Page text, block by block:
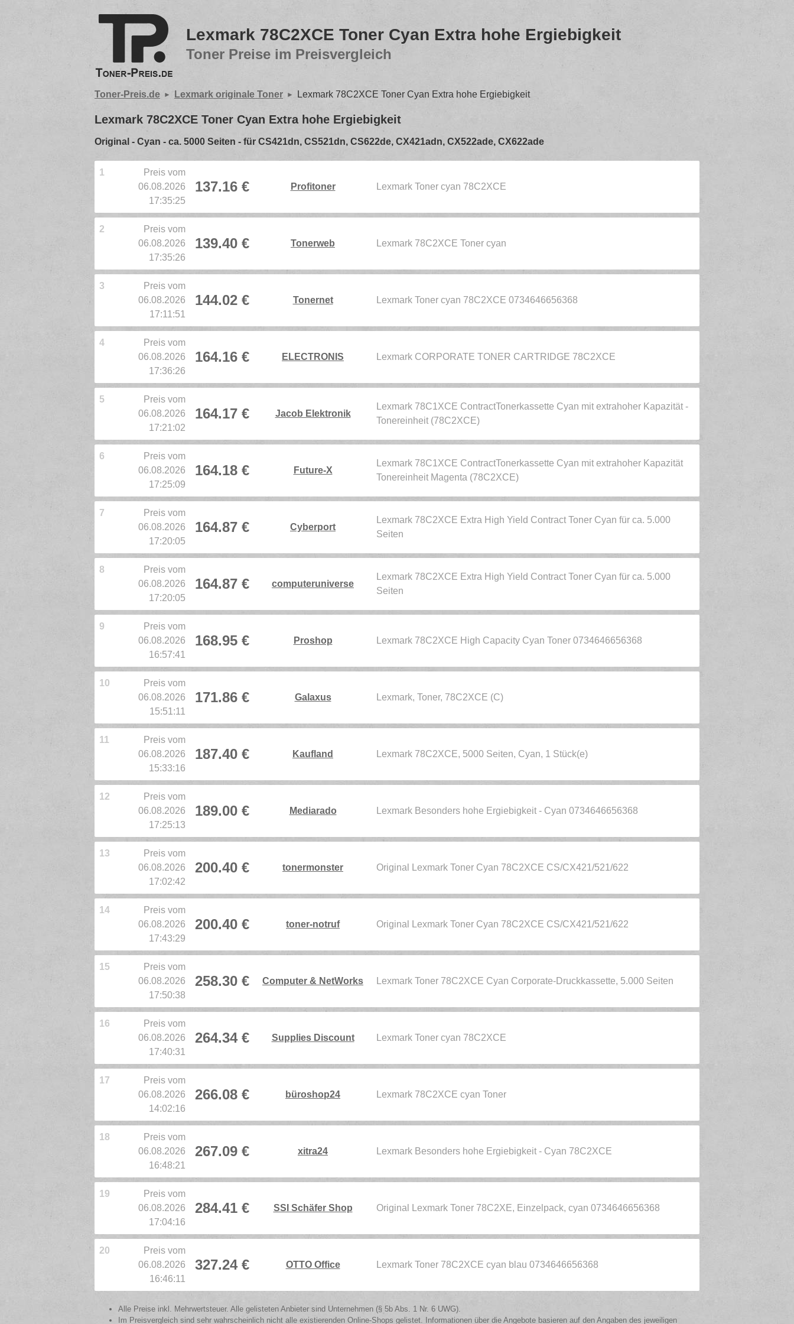
Lexmark 78C2XCE Toner Cyan Extra hohe Ergiebigkeit
Toner Preise im Preisvergleich
Toner-Preis.de Lexmark originale Toner Lexmark 78C2XCE Toner Cyan Extra hohe Ergiebigkeit
Lexmark 78C2XCE Toner Cyan Extra hohe Ergiebigkeit
Original - Cyan - ca. 5000 Seiten - für CS421dn, CS521dn, CS622de, CX421adn, CX522ade, CX622ade
1
Preis vom
06.08.2026
17:35:25
137.16 € Profitoner Lexmark Toner cyan 78C2XCE
2
Preis vom
06.08.2026
17:35:26
139.40 € Tonerweb Lexmark 78C2XCE Toner cyan
3
Preis vom
06.08.2026
17:11:51
144.02 € Tonernet Lexmark Toner cyan 78C2XCE 0734646656368
4
Preis vom
06.08.2026
17:36:26
164.16 € ELECTRONIS Lexmark CORPORATE TONER CARTRIDGE 78C2XCE
5
Preis vom
06.08.2026
17:21:02
164.17 € Jacob Elektronik
Lexmark 78C1XCE ContractTonerkassette Cyan mit extrahoher Kapazität -
Tonereinheit (78C2XCE)
6
Preis vom
06.08.2026
17:25:09
164.18 € Future-X
Lexmark 78C1XCE ContractTonerkassette Cyan mit extrahoher Kapazität
Tonereinheit Magenta (78C2XCE)
7
Preis vom
06.08.2026
17:20:05
164.87 € Cyberport
Lexmark 78C2XCE Extra High Yield Contract Toner Cyan für ca. 5.000
Seiten
8
Preis vom
06.08.2026
17:20:05
164.87 € computeruniverse
Lexmark 78C2XCE Extra High Yield Contract Toner Cyan für ca. 5.000
Seiten
9
Preis vom
06.08.2026
16:57:41
168.95 € Proshop Lexmark 78C2XCE High Capacity Cyan Toner 0734646656368
10
Preis vom
06.08.2026
15:51:11
171.86 € Galaxus Lexmark, Toner, 78C2XCE (C)
11
Preis vom
06.08.2026
15:33:16
187.40 € Kaufland Lexmark 78C2XCE, 5000 Seiten, Cyan, 1 Stück(e)
12
Preis vom
06.08.2026
17:25:13
189.00 € Mediarado Lexmark Besonders hohe Ergiebigkeit - Cyan 0734646656368
13
Preis vom
06.08.2026
17:02:42
200.40 € tonermonster Original Lexmark Toner Cyan 78C2XCE CS/CX421/521/622
14
Preis vom
06.08.2026
17:43:29
200.40 € toner-notruf Original Lexmark Toner Cyan 78C2XCE CS/CX421/521/622
15
Preis vom
06.08.2026
17:50:38
258.30 € Computer & NetWorks Lexmark Toner 78C2XCE Cyan Corporate-Druckkassette, 5.000 Seiten
16
Preis vom
06.08.2026
17:40:31
264.34 € Supplies Discount Lexmark Toner cyan 78C2XCE
17
Preis vom
06.08.2026
14:02:16
266.08 € büroshop24 Lexmark 78C2XCE cyan Toner
18
Preis vom
06.08.2026
16:48:21
267.09 € xitra24 Lexmark Besonders hohe Ergiebigkeit - Cyan 78C2XCE
19
Preis vom
06.08.2026
17:04:16
284.41 € SSI Schäfer Shop Original Lexmark Toner 78C2XE, Einzelpack, cyan 0734646656368
20
Preis vom
06.08.2026
16:46:11
327.24 € OTTO Office Lexmark Toner 78C2XCE cyan blau 0734646656368
Alle Preise inkl. Mehrwertsteuer. Alle gelisteten Anbieter sind Unternehmen (§ 5b Abs. 1 Nr. 6 UWG).
Im Preisvergleich sind sehr wahrscheinlich nicht alle existierenden Online-Shops gelistet. Informationen über die Angebote basieren auf den Angaben des jeweiligen